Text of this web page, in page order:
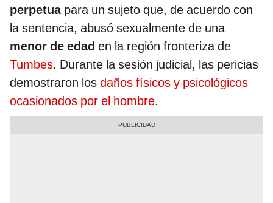
perpetuapara un sujeto que, de acuerdo con
la sentencia, abusó sexualmente de una
menor de edad en la región fronteriza de
Tumbes. Durante la sesión judicial, las pericias
demostraron los daños físicos y psicológicos
ocasionados por el hombre.